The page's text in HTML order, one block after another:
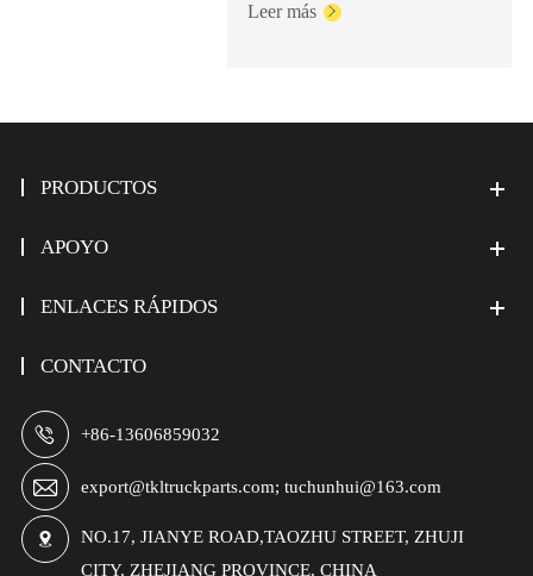
Leer más 
PRODUCTOS
APOYO
ENLACES RÁPIDOS
CONTACTO
 +86-13606859032
 export@tkltruckparts.com; tuchunhui@163.com

NO.17, JIANYE ROAD,TAOZHU STREET, ZHUJI
CITY, ZHEJIANG PROVINCE, CHINA